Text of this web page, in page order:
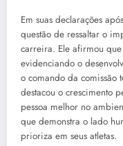
Em suas declarações
questão de ressaltar o
carreira. Ele afirmou
evidenciando o
o comando da comissão
destacou o crescimento
pessoa melhor no
que demonstra o lado
prioriza em seus atletas.